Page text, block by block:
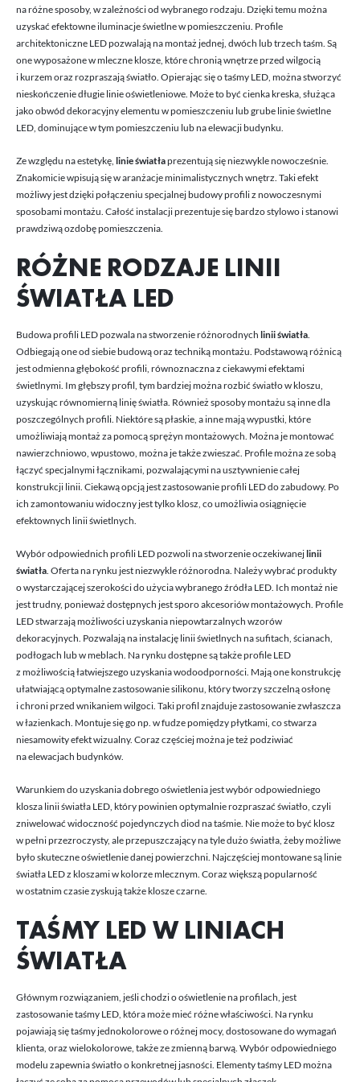
na różne sposoby, w zależności od wybranego rodzaju. Dzięki temu można
uzyskać efektowne iluminacje świetlne w pomieszczeniu. Profile
architektoniczne LED pozwalają na montaż jednej, dwóch lub trzech taśm. Są
one wyposażone w mleczne klosze, które chronią wnętrze przed wilgocią
i kurzem oraz rozpraszają światło. Opierając się o taśmy LED, można stworzyć
nieskończenie długie linie oświetleniowe. Może to być cienka kreska, służąca
jako obwód dekoracyjny elementu w pomieszczeniu lub grube linie świetlne
LED, dominujące w tym pomieszczeniu lub na elewacji budynku.
Ze względu na estetykę, linie światłaprezentują się niezwykle nowocześnie.
Znakomicie wpisują się w aranżacje minimalistycznych wnętrz. Taki efekt
możliwy jest dzięki połączeniu specjalnej budowy profili z nowoczesnymi
sposobami montażu. Całość instalacji prezentuje się bardzo stylowo i stanowi
prawdziwą ozdobę pomieszczenia.
RÓŻNE RODZAJE LINII
ŚWIATŁA LED
Budowa profili LED pozwala na stworzenie różnorodnych linii światła
Odbiegają one od siebie budową oraz techniką montażu. Podstawową różnicą
jest odmienna głębokość profili, równoznaczna z ciekawymi efektami
świetlnymi. Im głębszy profil, tym bardziej można rozbić światło w kloszu,
uzyskując równomierną linię światła. Również sposoby montażu są inne dla
poszczególnych profili. Niektóre są płaskie, a inne mają wypustki, które
umożliwiają montaż za pomocą sprężyn montażowych. Można je montować
nawierzchniowo, wpustowo, można je także zwieszać. Profile można ze sobą
łączyć specjalnymi łącznikami, pozwalającymi na usztywnienie całej
konstrukcji linii. Ciekawą opcją jest zastosowanie profili LED do zabudowy. Po
ich zamontowaniu widoczny jest tylko klosz, co umożliwia osiągnięcie
efektownych linii świetlnych.
Wybór odpowiednich profili LED pozwoli na stworzenie oczekiwanejlinii
światła . Oferta na rynku jest niezwykle różnorodna. Należy wybrać produkty
o wystarczającej szerokości do użycia wybranego źródła LED. Ich montaż nie
jest trudny, ponieważ dostępnych jest sporo akcesoriów montażowych. Profile
LED stwarzają możliwości uzyskania niepowtarzalnych wzorów
dekoracyjnych. Pozwalają na instalację linii świetlnych na sufitach, ścianach,
podłogach lub w meblach. Na rynku dostępne są także profile LED
z możliwością łatwiejszego uzyskania wodoodporności. Mają one konstrukcję
ułatwiającą optymalne zastosowanie silikonu, który tworzy szczelną osłonę
i chroni przed wnikaniem wilgoci. Taki profil znajduje zastosowanie zwłaszcza
w łazienkach. Montuje się go np. w fudze pomiędzy płytkami, co stwarza
niesamowity efekt wizualny. Coraz częściej można je też podziwiać
na elewacjach budynków.
Warunkiem do uzyskania dobrego oświetlenia jest wybór odpowiedniego
klosza linii światła LED, który powinien optymalnie rozpraszać światło, czyli
zniwelować widoczność pojedynczych diod na taśmie. Nie może to być klosz
w pełni przezroczysty, ale przepuszczający na tyle dużo światła, żeby możliwe
było skuteczne oświetlenie danej powierzchni. Najczęściej montowane są linie
światła LED z kloszami w kolorze mlecznym. Coraz większą popularność
w ostatnim czasie zyskują także klosze czarne.
TAŚMY LED W LINIACH
ŚWIATŁA
Głównym rozwiązaniem, jeśli chodzi o oświetlenie na profilach, jest
zastosowanie taśmy LED, która może mieć różne właściwości. Na rynku
pojawiają się taśmy jednokolorowe o różnej mocy, dostosowane do wymagań
klienta, oraz wielokolorowe, także ze zmienną barwą. Wybór odpowiedniego
modelu zapewnia światło o konkretnej jasności. Elementy taśmy LED można
postaci wiadomości, ofert, komunikatów mediów społecznościowych.